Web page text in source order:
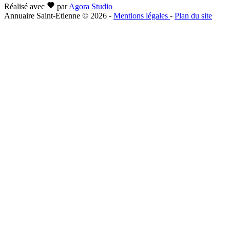
Réalisé avec par Agora Studio
Annuaire Saint-Etienne © 2026 - Mentions légales - Plan du site